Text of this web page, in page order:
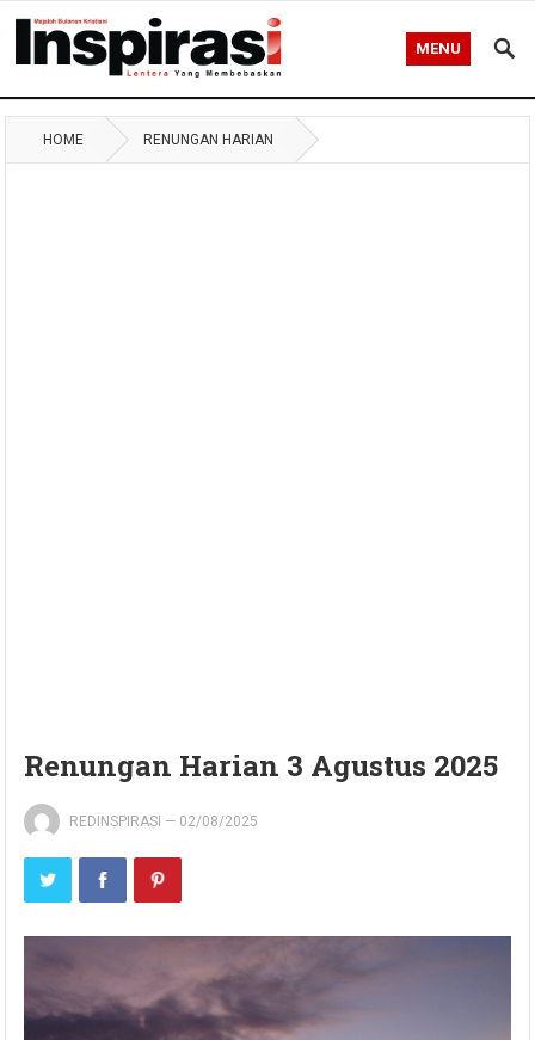
MENU
HOME RENUNGAN HARIAN
Renungan Harian 3 Agustus 2025
REDINSPIRASI — 02/08/2025